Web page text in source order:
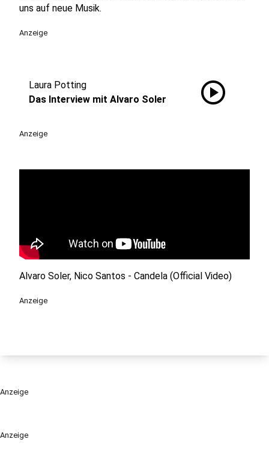
Anzeige
uns auf neue Musik.
Anzeige
Laura Potting
Das Interview mit Alvaro Soler
play_circle
Anzeige
Alvaro Soler, Nico Santos - Candela (Official Video)
Anzeige
Anzeige